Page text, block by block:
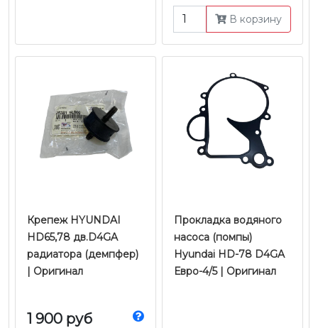
Оригинал
В корзину
Крепеж HYUNDAI
HD65,78 дв.D4GA
радиатора (демпфер)
| Оригинал
1 900 руб
Прокладка водяного
насоса (помпы)
Hyundai HD-78 D4GA
Евро-4/5 | Оригинал